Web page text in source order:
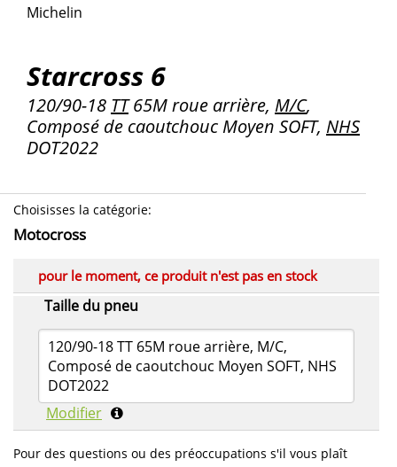
Michelin
Starcross 6
120/90-18 TT65M roue arrière, M/C,
Composé de caoutchouc Moyen SOFT, NHS
DOT2022
Choisisses la catégorie:
Motocross
Taille du pneu
120/90-18 TT 65M roue arrière, M/C,
Composé de caoutchouc Moyen SOFT, NHS
DOT2022
Modifier
pour le moment, ce produit n'est pas en stock
Pour des questions ou des préoccupations s'il vous plaît